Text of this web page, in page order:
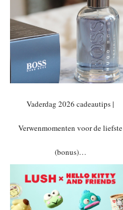
Vaderdag 2026 cadeautips |
Verwenmomenten voor de liefste
(bonus)…